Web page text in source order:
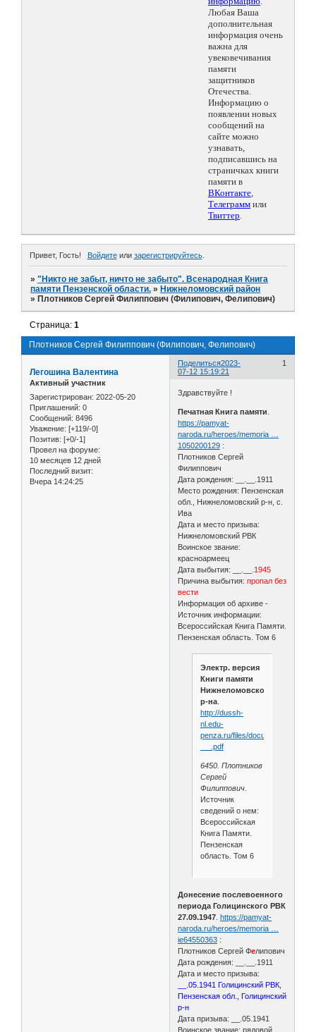
Любая Ваша
дополнительная
информация очень
важна для
увековечивания
памяти
защитников
Отечества.
Информацию о
появлении новых
сообщений на
сайте можно
узнавать,
подписавшись на
страничках книги
памяти в
ВКонтакте,
Телеграмм или
Твиттер.
Привет, Гость! Войдитеили зарегистрируйтесь.
»"Никто не забыт, ничто не забыто". Всенародная Книга
памяти Пензенской области. » Нижнеломовский район
» Плотников Сергей Филиппович (Филипович, Фелипович)
Плотников Сергей Филиппович (Филипович, Фелипович)
Страница:1
Поделиться 1
2023-
07-12 15:19:21
Легошина Валентина
Активный участник
Зарегистрирован: 2022-05-20
Приглашений: 0
Сообщений: 8496
Уважение: [+119/-0]
Позитив: [+0/-1]
Провел на форуме:
10 месяцев 12 дней
Последний визит:
Вчера 14:24:25
Здравствуйте !
Печатная Книга памяти
https://pamyat-
naroda.ru/heroes/memoria …
1050200129 :
Плотников Сергей
Филиппович
Дата рождения: __.__.1911
Место рождения: Пензенская
обл., Нижнеломовский р-н, с.
Ива
Дата и место призыва:
Нижнеломовский РВК
Воинское звание:
красноармеец
Дата выбытия: __.__. 1945
Причина выбытия:пропал без
вести
Информация об архиве -
Источник информации:
Всероссийская Книга Памяти.
Пензенская область. Том 6
Электр. версия
Книги памяти
Нижнеломовского
р-на.
http://dussh-
nl.edu-
penza.ru/files/documents/
_ _.pdf
6450. Плотников
Сергей
Филиппович.
Источник
сведений о нем:
Всероссийская
Книга Памяти.
Пензенская
область. Том 6
Донесение послевоенного
периода Голицинского РВК
27.09.1947 .https://pamyat-
naroda.ru/heroes/memoria …
ie64550363 :
Плотников Сергей Фелипович
Дата рождения: __.__.1911
Дата и место призыва:
__.05.1941 Голицинский РВК,
Пензенская обл., Голицинский
р-н
Дата призыва: __.05.1941
Воинское звание: рядовой